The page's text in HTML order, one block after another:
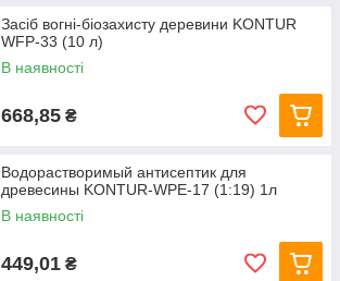
Засіб вогні-біозахисту деревини KONTUR
WFP-33 (10 л)
В наявності
668,85 ₴
Водорастворимый антисептик для
древесины KONTUR-WPE-17 (1:19) 1л
В наявності
449,01 ₴